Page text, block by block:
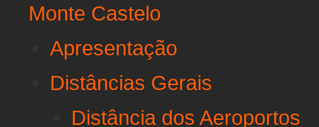
Monte Castelo
Apresentação
Distâncias Gerais
Distância dos Aeroportos